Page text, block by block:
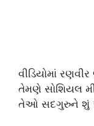
વીડિયોમાં
તેમણે સોશિયલ
તેઓ સદગુરુને શું